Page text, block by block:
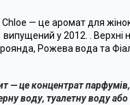
Chloe — це аромат для
випущений у 2012.
.
Рожева вода та
— це концентрат
воду, туалетну воду або